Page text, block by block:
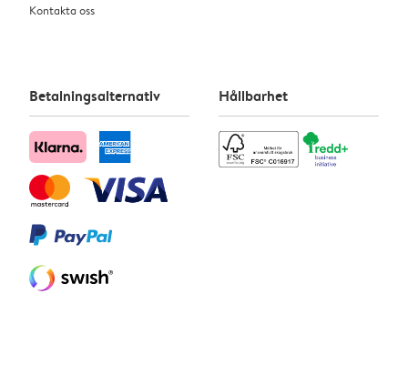
Kontakta oss
Betalningsalternativ Hållbarhet